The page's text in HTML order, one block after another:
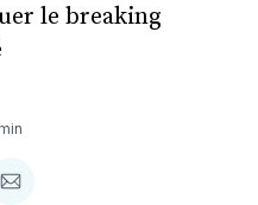
le breaking
Partager